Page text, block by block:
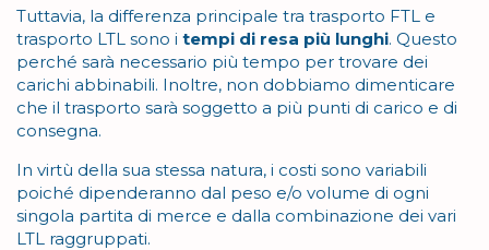
Tuttavia, la differenza principale tra trasporto FTL e
trasporto LTL sono i tempi di resa più lunghi. Questo
perché sarà necessario più tempo per trovare dei
carichi abbinabili. Inoltre, non dobbiamo dimenticare
che il trasporto sarà soggetto a più punti di carico e di
consegna.
In virtù della sua stessa natura, i costi sono variabili
poiché dipenderanno dal peso e/o volume di ogni
singola partita di merce e dalla combinazione dei vari
LTL raggruppati.